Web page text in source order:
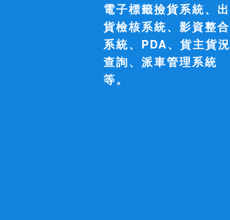
電子標籤撿貨系統、出
貨檢核系統、影資整合
系統、 PDA、貨主貨況
查詢、派車管理系統
等。